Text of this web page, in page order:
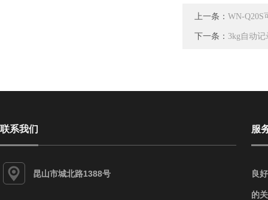
上一条： WN-Q20S
下一条： 3kg自动
联系我们
昆山市城北路1388号
服
良
的